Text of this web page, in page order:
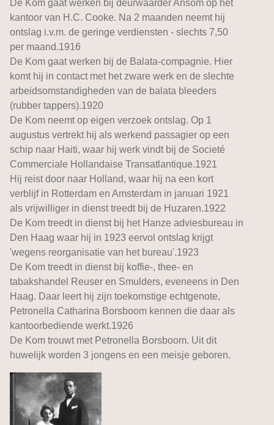
De Kom gaat werken bij deurwaarder Ansom op het
kantoor van H.C. Cooke. Na 2 maanden neemt hij
ontslag i.v.m. de geringe verdiensten - slechts 7,50
per maand.1916
De Kom gaat werken bij de Balata-compagnie. Hier
komt hij in contact met het zware werk en de slechte
arbeidsomstandigheden van de balata bleeders
(rubber tappers).1920
De Kom neemt op eigen verzoek ontslag. Op 1
augustus vertrekt hij als werkend passagier op een
schip naar Haiti, waar hij werk vindt bij de Societé
Commerciale Hollandaise Transatlantique.1921
Hij reist door naar Holland, waar hij na een kort
verblijf in Rotterdam en Amsterdam in januari 1921
als vrijwilliger in dienst treedt bij de Huzaren.1922
De Kom treedt in dienst bij het Hanze adviesbureau in
Den Haag waar hij in 1923 eervol ontslag krijgt
'wegens reorganisatie van het bureau'.1923
De Kom treedt in dienst bij koffie-, thee- en
tabakshandel Reuser en Smulders, eveneens in Den
Haag. Daar leert hij zijn toekomstige echtgenote,
Petronella Catharina Borsboom kennen die daar als
kantoorbediende werkt.1926
De Kom trouwt met Petronella Borsboom. Uit dit
huwelijk worden 3 jongens en een meisje geboren.